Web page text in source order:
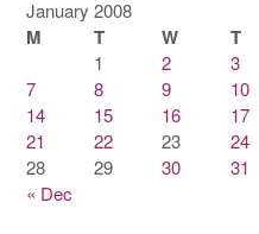
January 2008
M T W T
« Dec
1 2 3
7
8 9 10
14
15 16 17
21
22 23 24
28
29 30 31